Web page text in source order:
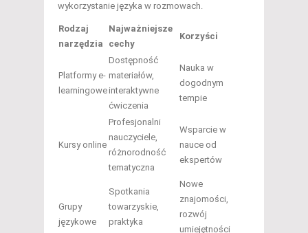
wykorzystanie języka w rozmowach.
Rodzaj
narzędzia
Najważniejsze
cechy
Korzyści
Platformy e-
learningowe
Dostępność
materiałów,
interaktywne
ćwiczenia
Nauka w
dogodnym
tempie
Kursy online
Profesjonalni
nauczyciele,
różnorodność
tematyczna
Wsparcie w
nauce od
ekspertów
Grupy
językowe
Spotkania
towarzyskie,
praktyka
Nowe
znajomości,
rozwój
umiejętności